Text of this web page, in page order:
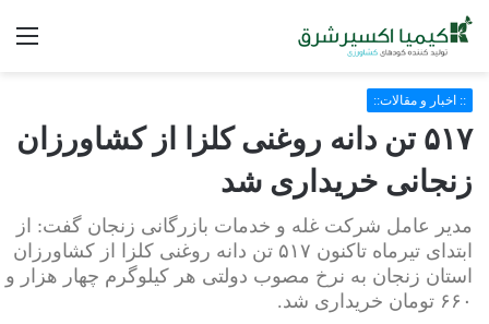
:: اخبار و مقالات::
۵۱۷ تن دانه روغنی کلزا از کشاورزان
زنجانی خریداری شد
مدیر عامل شرکت غله و خدمات بازرگانی زنجان گفت: از
ابتدای تیرماه تاکنون ۵۱۷ تن دانه روغنی کلزا از کشاورزان
استان زنجان به نرخ مصوب دولتی هر کیلوگرم چهار هزار و
۶۶۰ تومان خریداری شد.